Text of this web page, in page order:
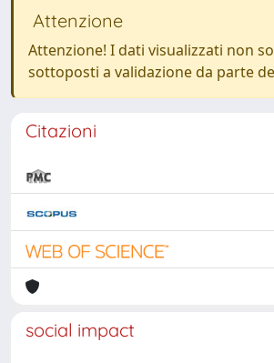
Attenzione
Attenzione! I dati visualizzati non
sottoposti a validazione da parte
Citazioni
social impact